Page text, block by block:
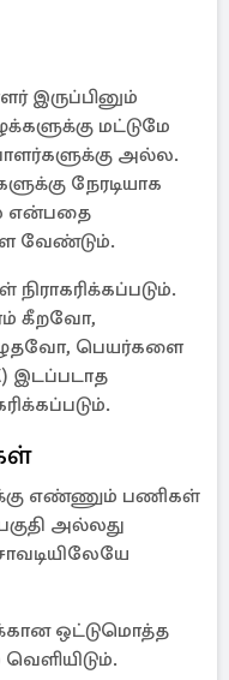
இருப்பினும்
மட்டுமே
அல்ல.
நேரடியாக
என்பதை
வேண்டும்.
கீறவோ,
பெயர்களை
இடப்படாத
எண்ணும் பணிகள்
அல்லது
ஒட்டுமொத்த